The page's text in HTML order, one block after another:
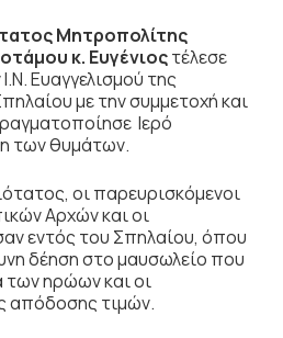
Μητροπολίτης
κ. Ευγένιοςτέλεσε
Ευαγγελισμού της
με την συμμετοχή και
Ιερό
των θυμάτων.
οι παρευρισκόμενοι
Αρχών και οι
εντός του Σπηλαίου, όπου
δέηση στο μαυσωλείο που
ηρώων και οι
απόδοσης τιμών.